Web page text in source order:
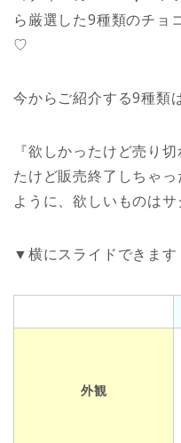
ら厳選した9種類のチョ
♡
今からご紹介する9種類
『欲しかったけど売り
たけど販売終了しちゃ
ように、欲しいものは
▼横にスライドできます
外観